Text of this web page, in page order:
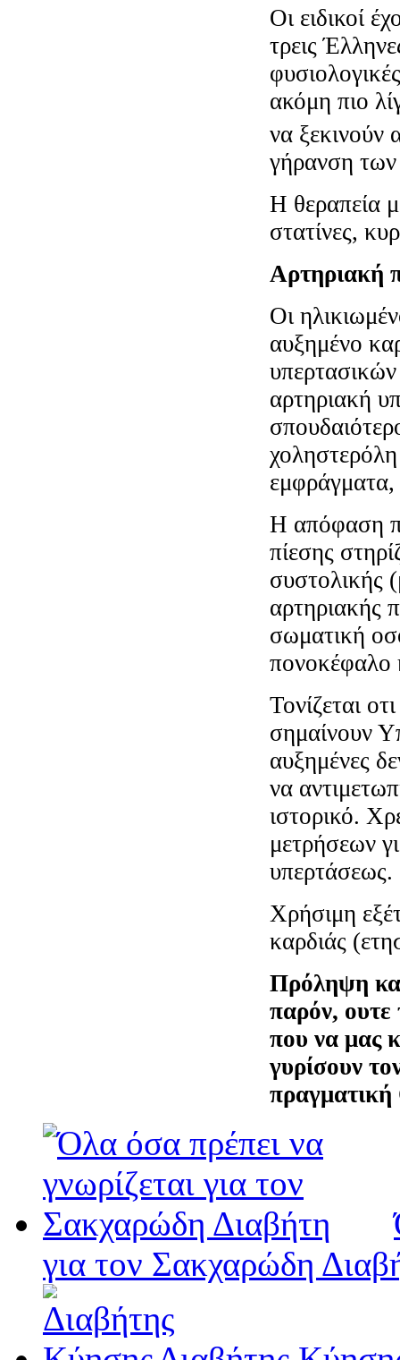
Οι ειδικοί
τρεις
ακόμη πιο
να ξεκινούν
γήρανση των
Η θεραπεία
στατίνες,
Αρτηριακή
Οι
αυξημένο
αρτηριακή
εμφράγματα,
Η απόφαση
πίεσης
συστολικής
αρτηριακής
σωματική
πονοκέφαλο
Τονίζεται
σημαίνουν
αυξημένες
να
ιστορικό.
μετρήσεων
υπερτάσεως.
Χρήσιμη
καρδιάς
Πρόληψη
παρόν, ουτε
που να μας
γυρίσουν
πραγματική
για τον Σακχαρώδη